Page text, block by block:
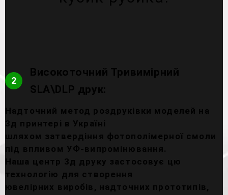
2
Високоточний Тривимірний
SLA\DLP друк:
Надточний метод роздруківки моделей на
3д принтері в Україні
шляхом затвердіння фотополімерної смоли
під впливом УФ-випромінювання.
Наша центр 3д друку застосовує цю
технологію для створення
ювелірних виробів, надточних прототипів,